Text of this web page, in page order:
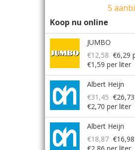
5
Koop nu online
JUMBO
€12,58 €6,29
€1,59 per liter
Albert Heijn
€31,45 €26,73
€2,70 per liter
Albert Heijn
€18,87 €16,98